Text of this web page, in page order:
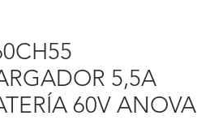
5,5A
60V ANOVA